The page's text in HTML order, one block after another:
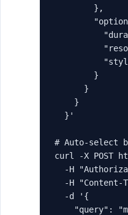
        },
        }
      }
    }
  }'
# Auto-select
curl -X POST
-H
-H "Content-
  -d '{
"query":